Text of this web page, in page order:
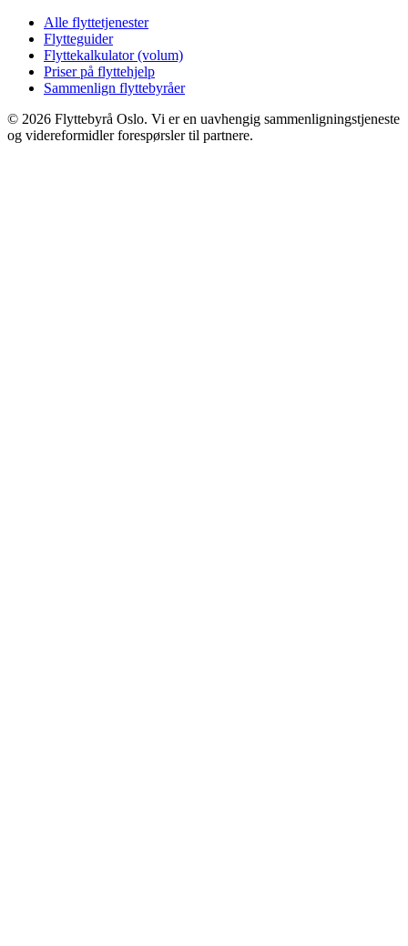
Alle flyttetjenester
Flytteguider
Flyttekalkulator (volum)
Priser på flyttehjelp
Sammenlign flyttebyråer
© 2026 Flyttebyrå Oslo. Vi er en uavhengig sammenligningstjeneste
og videreformidler forespørsler til partnere.